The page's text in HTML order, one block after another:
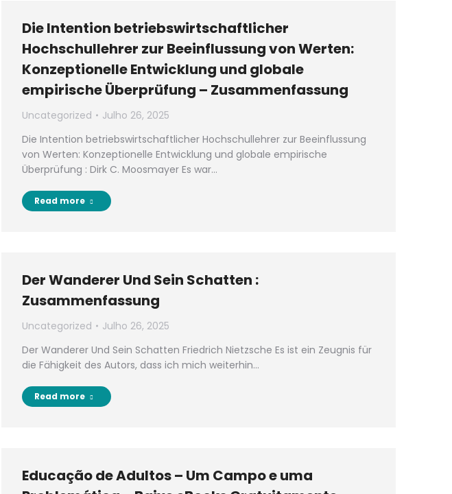
Die Intention betriebswirtschaftlicher
Hochschullehrer zur Beeinflussung von Werten:
Konzeptionelle Entwicklung und globale
empirische Überprüfung – Zusammenfassung
Uncategorized
Julho 26, 2025
Die Intention betriebswirtschaftlicher Hochschullehrer zur Beeinflussung
von Werten: Konzeptionelle Entwicklung und globale empirische
Überprüfung : Dirk C. Moosmayer Es war…
Read more
Der Wanderer Und Sein Schatten :
Zusammenfassung
Uncategorized
Julho 26, 2025
Der Wanderer Und Sein Schatten Friedrich Nietzsche Es ist ein Zeugnis für
die Fähigkeit des Autors, dass ich mich weiterhin…
Read more
Educação de Adultos – Um Campo e uma